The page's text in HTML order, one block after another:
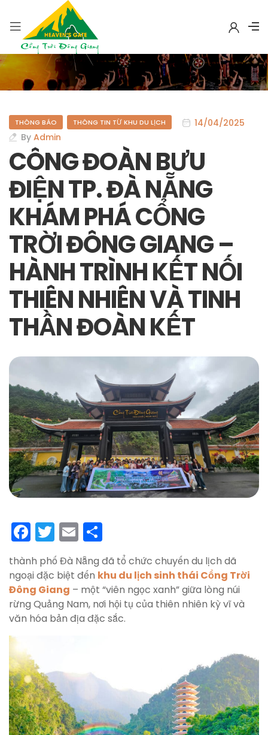
THÔNG BÁO THÔNG TIN TỪ KHU DU LỊCH
14/04/2025
By Admin
CÔNG ĐOÀN BƯU
ĐIỆN TP. ĐÀ NẴNG
KHÁM PHÁ CỔNG
TRỜI ĐÔNG GIANG –
HÀNH TRÌNH KẾT NỐI
THIÊN NHIÊN VÀ TINH
THẦN ĐOÀN KẾT
F
a
c
e
b
o
k
T
w
itt
er
E
m
ai
l
h
ar
e
thành phố Đà Nẵng đã tổ chức chuyến du lịch dã
ngoại đặc biệt đến khu du lịch sinh thái Cổng Trời
Đông Giang – một “viên ngọc xanh” giữa lòng núi
rừng Quảng Nam, nơi hội tụ của thiên nhiên kỳ vĩ và
văn hóa bản địa đặc sắc.